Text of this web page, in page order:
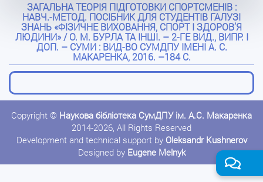
ЗАГАЛЬНА ТЕОРІЯ ПІДГОТОВКИ СПОРТСМЕНІВ :
НАВЧ.-МЕТОД. ПОСІБНИК ДЛЯ СТУДЕНТІВ ГАЛУЗІ
ЗНАНЬ «ФІЗИЧНЕ ВИХОВАННЯ, СПОРТ І ЗДОРОВ’Я
ЛЮДИНИ» / О. М. БУРЛА ТА ІНШІ. – 2-ГЕ ВИД., ВИПР. І
ДОП. – СУМИ : ВИД-ВО СУМДПУ ІМЕНІ А. С.
МАКАРЕНКА, 2016. –184 С.
Copyright © Наукова бібліотека СумДПУ ім. А.С. Макаренка
2014-2026, All Rights Reserved
Development and technical support by Oleksandr Kushnerov
Designed by Eugene Melnyk